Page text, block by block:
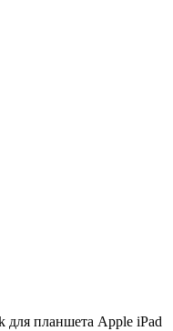
для планшета Apple iPad